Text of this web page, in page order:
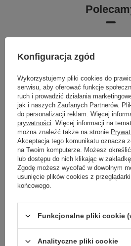
ICONIC bateria bidetowa
podtynkowa ze słuchawką
bidetową i wężem, chrom
579,70 zł / szt.
Konfiguracja zgód
Wykorzystujemy pliki cookies do
serwisu, aby oferować funkcje
ruch i prowadzić działania
jak i naszych Zaufanych Partnerów.
do personalizacji reklam. Więcej
prywatności . Więcej informacji na
można znaleźć także na stronie
Akceptacja tego komunikatu oznacza
na Twoim komputerze. Możesz
lub dostępu do nich klikając w
Zgodę możesz wycofać w dowolnym
usunięcie plików cookies z
końcowego.
Funkcjonalne pliki cookie
Analityczne pliki cookie